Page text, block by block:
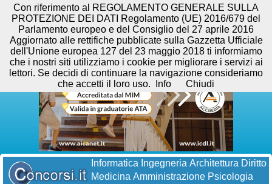
Informatica Ingegneria Architettura Diritto
Medicina Amministrazione Psicologia
Con riferimento al REGOLAMENTO GENERALE SULLA
PROTEZIONE DEI DATI Regolamento (UE) 2016/679 del
Parlamento europeo e del Consiglio del 27 aprile 2016
Aggiornato alle rettifiche pubblicate sulla Gazzetta Ufficiale
dell'Unione europea 127 del 23 maggio 2018 ti informiamo
che i nostri siti utilizziamo i cookie per migliorare i servizi ai
lettori. Se decidi di continuare la navigazione consideriamo
che accetti il loro uso.
Info Chiudi